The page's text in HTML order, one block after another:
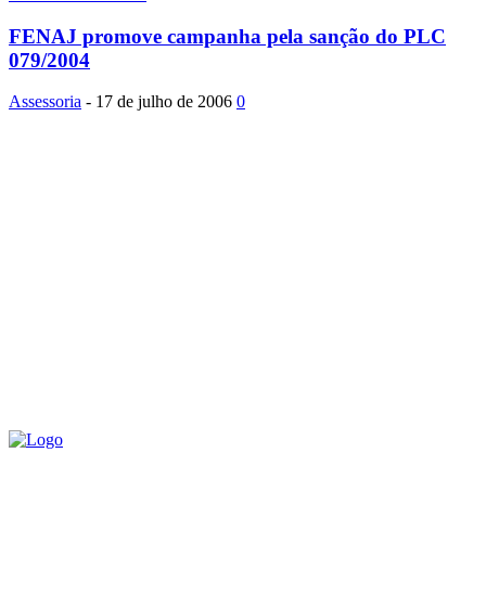
FENAJ promove campanha pela sanção do PLC
079/2004
Assessoria - 17 de julho de 2006 0